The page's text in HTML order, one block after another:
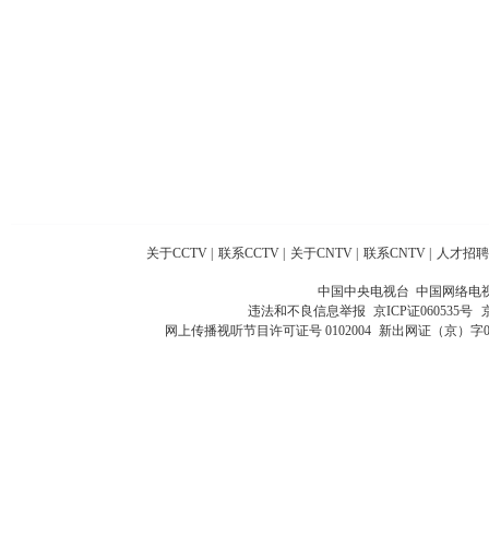
关于CCTV 联系CCTV 关于CNTV 联系CNTV 人才招聘
中国中央电视台 中国网络电
违法和不良信息举报 京ICP证060535号
网上传播视听节目许可证号 0102004 新出网证（京）